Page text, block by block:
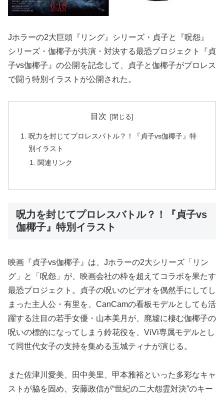
Jホラーの2大巨頭『リング』シリーズ・貞子と『呪怨』
シリーズ・伽椰子が共演・対決する最恐プロジェクト『貞
子vs伽椰子』の公開を記念して、貞子と伽椰子がプロレス
で闘う特別イラストが公開された。
目次
呪力を封じてプロレスバトル？！『貞子vs伽椰子』特
別イラスト
関連リンク
呪力を封じてプロレスバトル？！『貞子vs
伽椰子』特別イラスト
映画『貞子vs伽椰子』は、Jホラーの2大シリーズ「リン
グ」と「呪怨」が、映画会社の枠を超えてコラボを果たす
最恐プロジェクト。貞子の呪いのビデオを偶然手にしてし
まった主人公・有里を、CanCamの看板モデルとしても活
躍する注目の若手女優・山本美月が、廃墟に棲む伽椰子の
呪いの標的になってしまう鈴花役を、ViVi専属モデルとし
て同世代女子の支持を集める玉城ティナが演じる。
また佐津川愛美、田中美里、甲本雅裕といった多彩なキャ
ストが脇を固め、安藤政信が“世紀の二大怨霊対決”のキー